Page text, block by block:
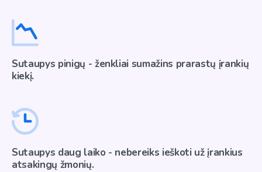
Sutaupys pinigų - ženkliai sumažins prarastų įrankių
kiekį.
Sutaupys daug laiko - nebereiks ieškoti už įrankius
atsakingų žmonių.